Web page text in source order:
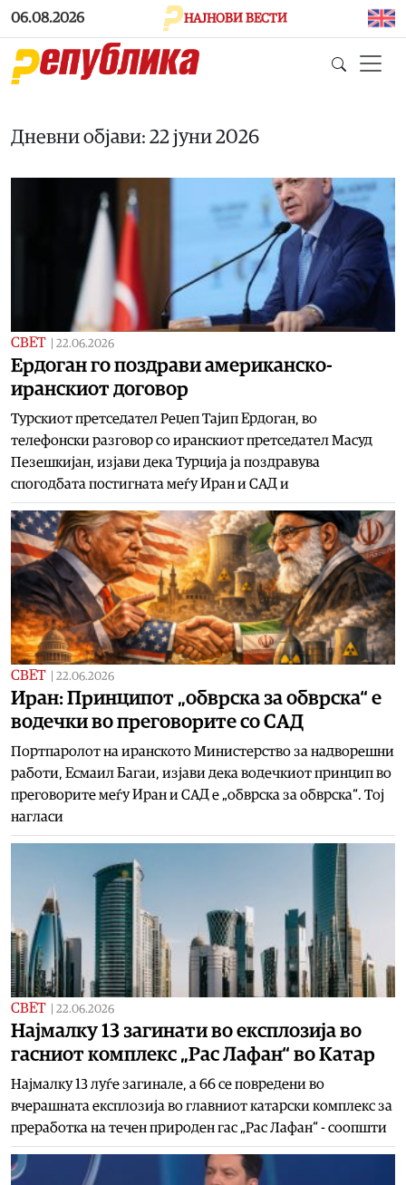
Skip to main content
06.08.2026 НАЈНОВИ ВЕСТИ
Дневни објави: 22 јуни 2026
СВЕТ 22.06.2026
Ердоган го поздрави американско-
иранскиот договор
Турскиот претседател Реџеп Тајип Ердоган, во
телефонски разговор со иранскиот претседател Масуд
Пезешкијан, изјави дека Турција ја поздравува
спогодбата постигната меѓу Иран и САД и
СВЕТ 22.06.2026
Иран: Принципот „обврска за обврска“ е
водечки во преговорите со САД
Портпаролот на иранското Министерство за надворешни
работи, Есмаил Багаи, изјави дека водечкиот принцип во
преговорите меѓу Иран и САД е „обврска за обврска“. Тој
нагласи
СВЕТ 22.06.2026
Најмалку 13 загинати во експлозија во
гасниот комплекс „Рас Лафан“ во Катар
Најмалку 13 луѓе загинале, а 66 се повредени во
вчерашната експлозија во главниот катарски комплекс за
преработка на течен природен гас „Рас Лафан“ - соопшти